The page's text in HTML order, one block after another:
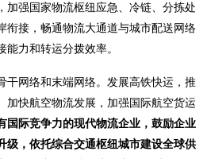
加强国家物流枢纽应急、冷链、分拣处
衔接，畅通物流大通道与城市配送网络
力和转运分拨效率。
干网络和末端网络。发展高铁快运，推
加快航空物流发展，加强国际航空货运
国际竞争力的现代物流企业，鼓励企业
级，依托综合交通枢纽城市建设全球供